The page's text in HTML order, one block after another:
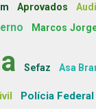
Aprovados
Marcos
Sefaz Asa
Polícia Federal